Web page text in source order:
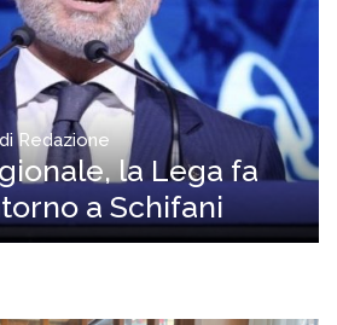
di Redazione
la Lega fa
a Schifani